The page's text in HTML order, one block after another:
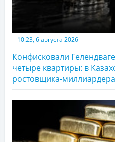
10:23, 6 августа 2026
Конфисковали
четыре квартиры: в
ростовщика-миллиардера